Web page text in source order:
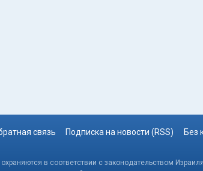
связь Подписка на новости (RSS) Без
в соответствии с законодательством